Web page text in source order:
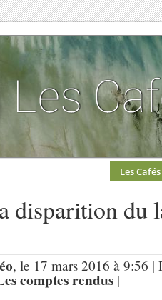
Les Cafés
disparition du
, le 17 mars 2016 à 9:56
comptes rendus |